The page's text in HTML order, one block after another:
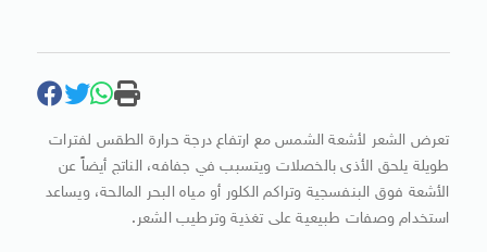
تعرض الشعر لأشعة الشمس مع ارتفاع درجة حرارة الطقس لفترات
طويلة يلحق الأذى بالخصلات ويتسبب في جفافه، الناتج أيضاً عن
الأشعة فوق البنفسجية وتراكم الكلور أو مياه البحر المالحة، ويساعد
استخدام وصفات طبيعية على تغذية وترطيب الشعر.